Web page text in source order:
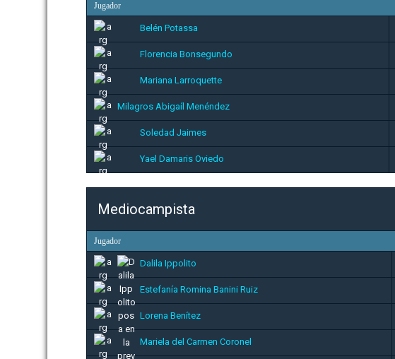
Jugador
Belén Potassa
Florencia Bonsegundo
Mariana Larroquette
Milagros Abigaíl Menéndez
Soledad Jaimes
Yael Damaris Oviedo
Mediocampista
Jugador
Dalila Ippolito
Estefanía Romina Banini Ruiz
Lorena Benítez
Mariela del Carmen Coronel